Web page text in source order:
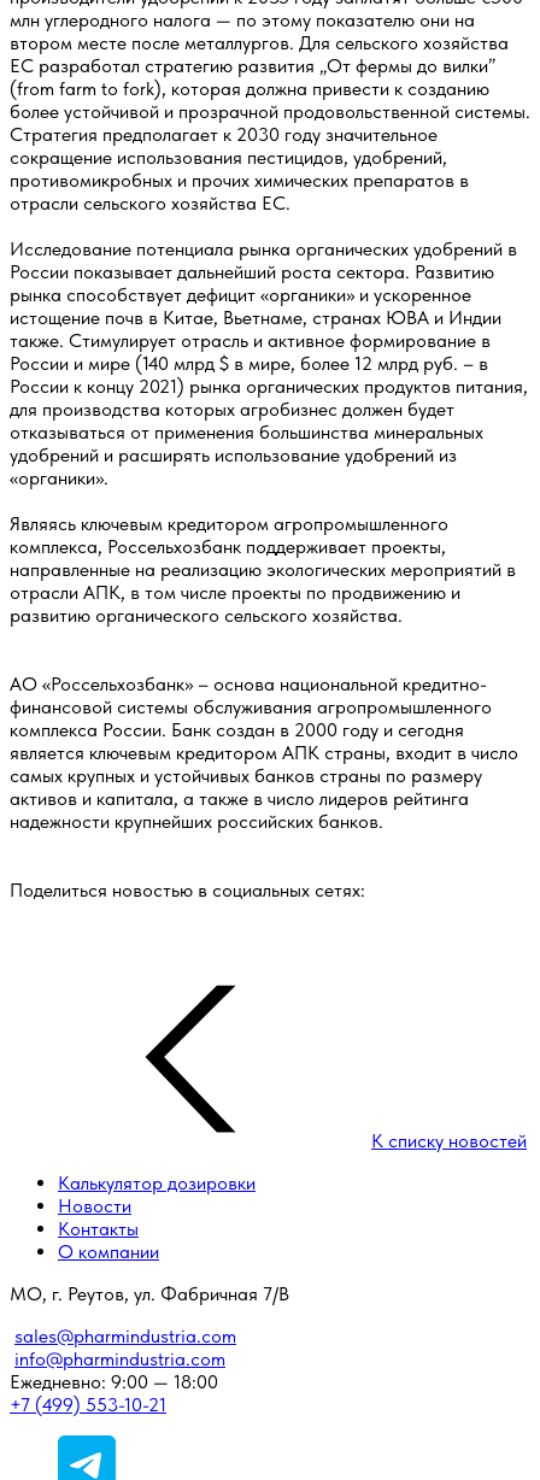
млн углеродного налога — по этому показателю они на
втором месте после металлургов. Для сельского хозяйства
ЕС разработал стратегию развития „От фермы до вилки”
(from farm to fork), которая должна привести к созданию
более устойчивой и прозрачной продовольственной системы.
Стратегия предполагает к 2030 году значительное
сокращение использования пестицидов, удобрений,
противомикробных и прочих химических препаратов в
отрасли сельского хозяйства ЕС.
Исследование потенциала рынка органических удобрений в
России показывает дальнейший роста сектора. Развитию
рынка способствует дефицит «органики» и ускоренное
истощение почв в Китае, Вьетнаме, странах ЮВА и Индии
также. Стимулирует отрасль и активное формирование в
России и мире (140 млрд $ в мире, более 12 млрд руб. – в
России к концу 2021) рынка органических продуктов питания,
для производства которых агробизнес должен будет
отказываться от применения большинства минеральных
удобрений и расширять использование удобрений из
«органики».
Являясь ключевым кредитором агропромышленного
комплекса, Россельхозбанк поддерживает проекты,
направленные на реализацию экологических мероприятий в
отрасли АПК, в том числе проекты по продвижению и
развитию органического сельского хозяйства.
АО «Россельхозбанк» – основа национальной кредитно-
финансовой системы обслуживания агропромышленного
комплекса России. Банк создан в 2000 году и сегодня
является ключевым кредитором АПК страны, входит в число
самых крупных и устойчивых банков страны по размеру
активов и капитала, а также в число лидеров рейтинга
надежности крупнейших российских банков.
Поделиться новостью в социальных сетях:
К списку новостей
Калькулятор дозировки
Новости
Контакты
О компании
МО, г. Реутов, ул. Фабричная 7/В
sales@pharmindustria.com
info@pharmindustria.com
Ежедневно: 9:00 — 18:00
+7 (499) 553-10-21